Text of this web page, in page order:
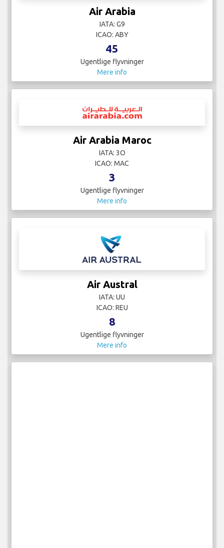
Air Arabia
IATA: G9
ICAO: ABY
45
Ugentlige flyvninger
Mere info
Air Arabia Maroc
IATA: 3O
ICAO: MAC
3
Ugentlige flyvninger
Mere info
Air Austral
IATA: UU
ICAO: REU
8
Ugentlige flyvninger
Mere info